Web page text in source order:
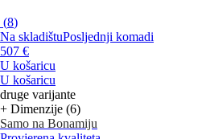
(8)
Na skladištuPosljednji komadi
507 €
U košaricu
U košaricu
druge varijante
+ Dimenzije (6)
Samo na Bonamiju